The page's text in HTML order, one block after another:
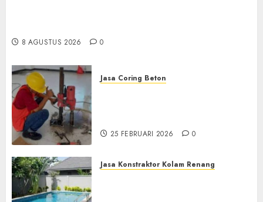
8 AGUSTUS 2026 0
Jasa Coring Beton
25 FEBRUARI 2026 0
Jasa Konstraktor Kolam Renang